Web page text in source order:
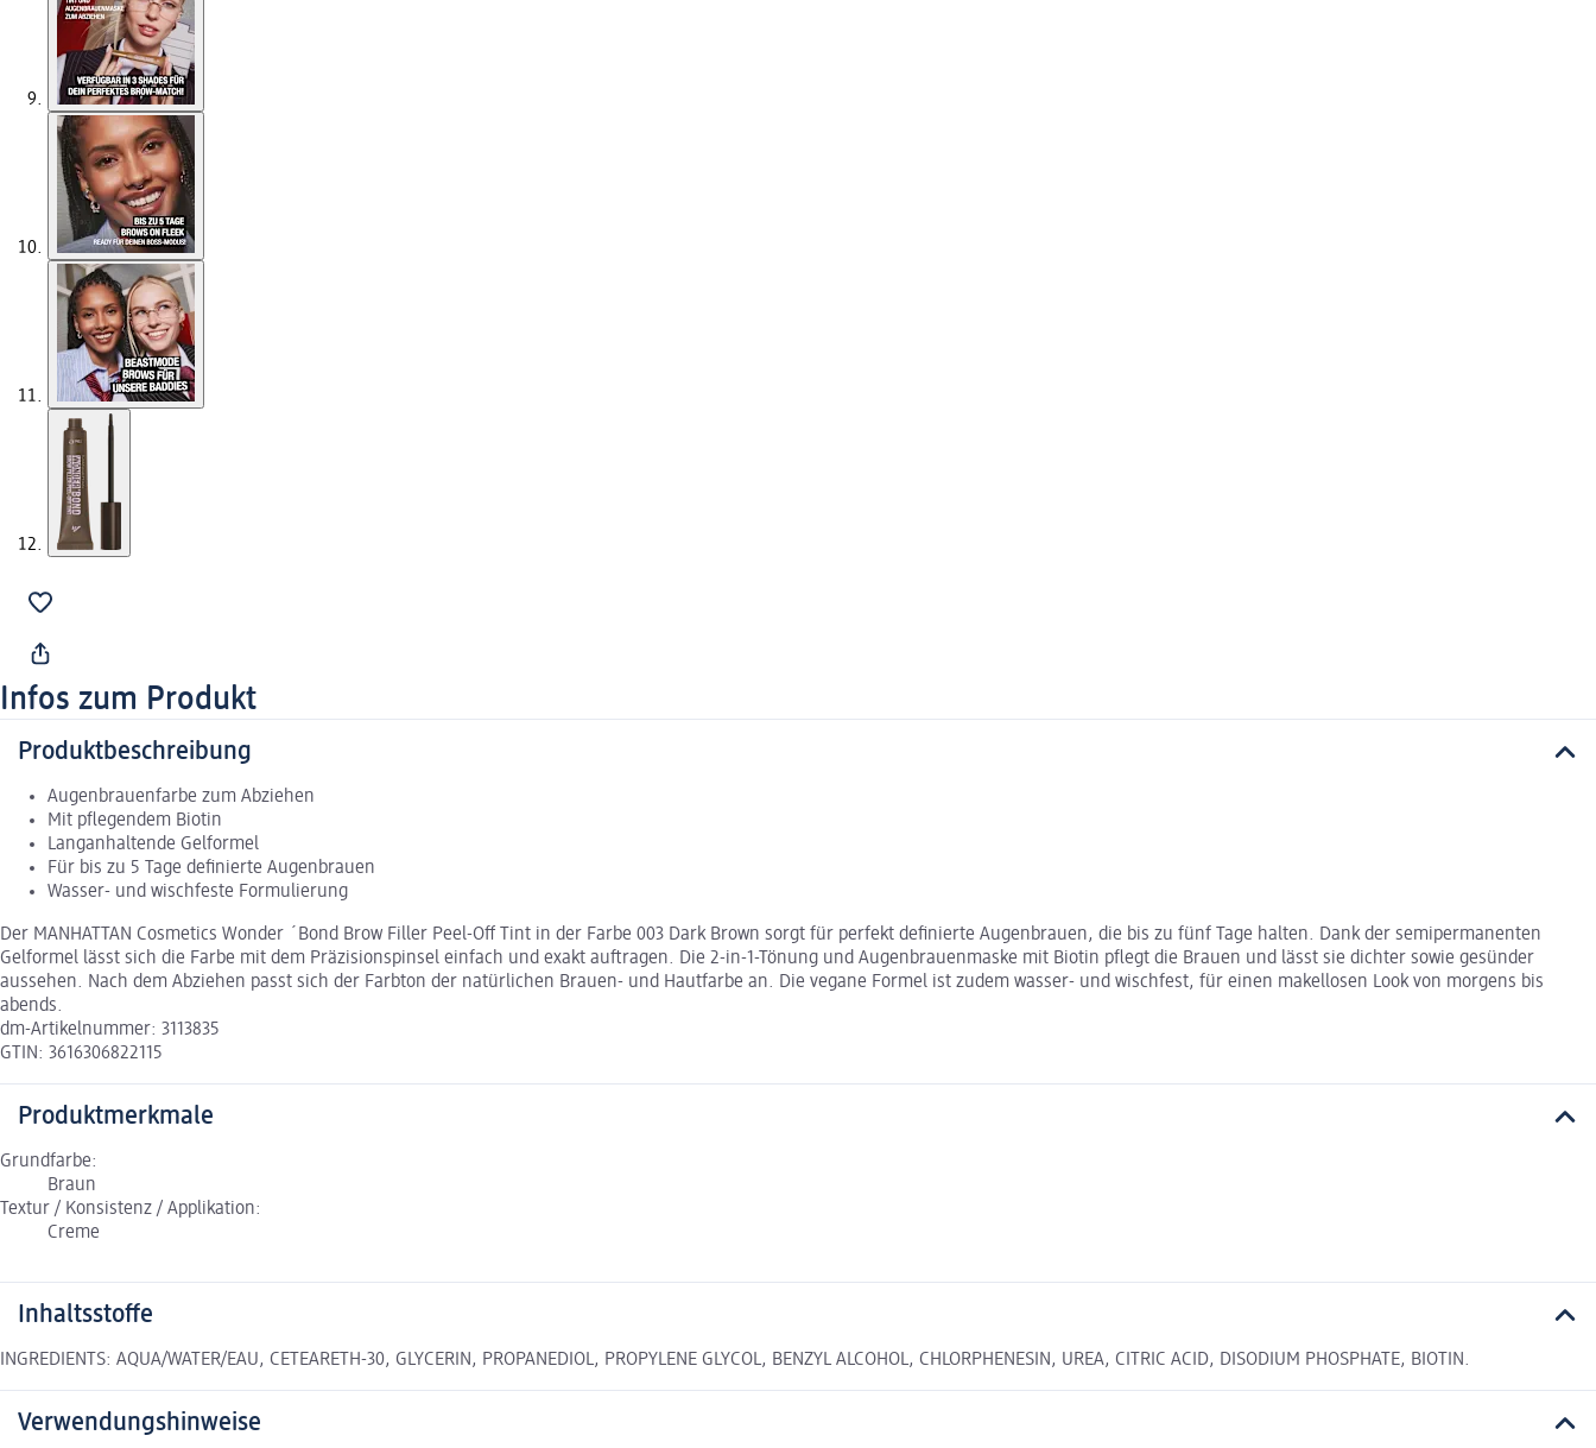
Infos zum Produkt
Produktbeschreibung
Augenbrauenfarbe zum Abziehen
Mit pflegendem Biotin
Langanhaltende Gelformel
Für bis zu 5 Tage definierte Augenbrauen
Wasser- und wischfeste Formulierung
Der MANHATTAN Cosmetics Wonder ´Bond Brow Filler Peel-Off Tint in der Farbe 003 Dark Brown sorgt für perfekt definierte Augenbrauen, die bis zu fünf Tage halten. Dank der semipermanenten
Gelformel lässt sich die Farbe mit dem Präzisionspinsel einfach und exakt auftragen. Die 2-in-1-Tönung und Augenbrauenmaske mit Biotin pflegt die Brauen und lässt sie dichter sowie gesünder
aussehen. Nach dem Abziehen passt sich der Farbton der natürlichen Brauen- und Hautfarbe an. Die vegane Formel ist zudem wasser- und wischfest, für einen makellosen Look von morgens bis
abends.
dm-Artikelnummer: 3113835
GTIN: 3616306822115
Produktmerkmale
Grundfarbe:
Braun
Textur / Konsistenz / Applikation:
Creme
Inhaltsstoffe
INGREDIENTS: AQUA/WATER/EAU, CETEARETH-30, GLYCERIN, PROPANEDIOL, PROPYLENE GLYCOL, BENZYL ALCOHOL, CHLORPHENESIN, UREA, CITRIC ACID, DISODIUM PHOSPHATE, BIOTIN.
Verwendungshinweise